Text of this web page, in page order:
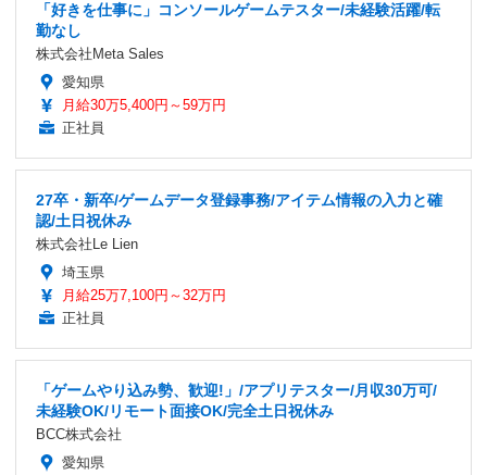
「好きを仕事に」コンソールゲームテスター/未経験活躍/転
勤なし
株式会社Meta Sales
愛知県
月給30万5,400円～59万円
正社員
27卒・新卒/ゲームデータ登録事務/アイテム情報の入力と確
認/土日祝休み
株式会社Le Lien
埼玉県
月給25万7,100円～32万円
正社員
「ゲームやり込み勢、歓迎!」/アプリテスター/月収30万可/
未経験OK/リモート面接OK/完全土日祝休み
BCC株式会社
愛知県